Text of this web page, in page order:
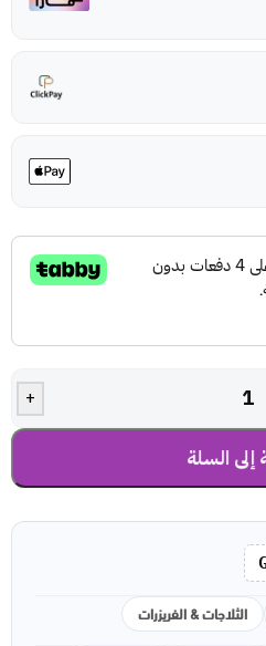
+
إلى السلة
الثلاجات & الفريزرات